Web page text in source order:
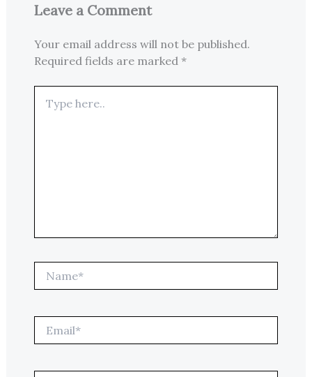
Leave a Comment
Your email address will not be published.
Required fields are marked *
here..